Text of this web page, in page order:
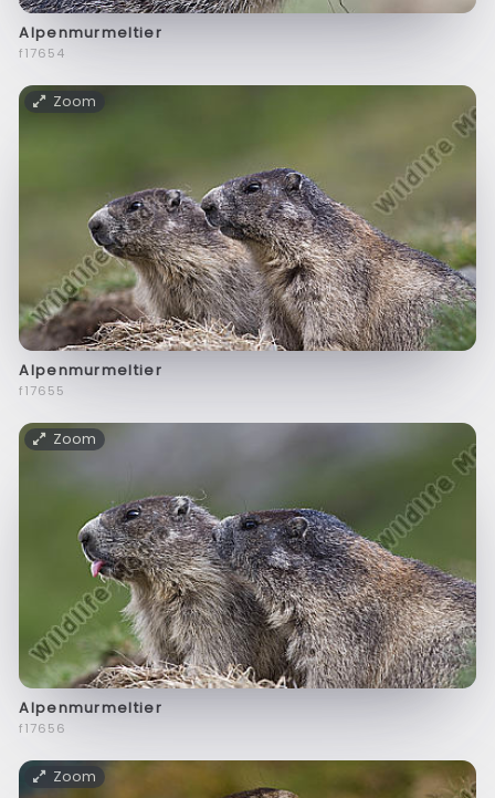
Alpenmurmeltier
f17654
Zoom
Alpenmurmeltier
f17655
Zoom
Alpenmurmeltier
f17656
Zoom